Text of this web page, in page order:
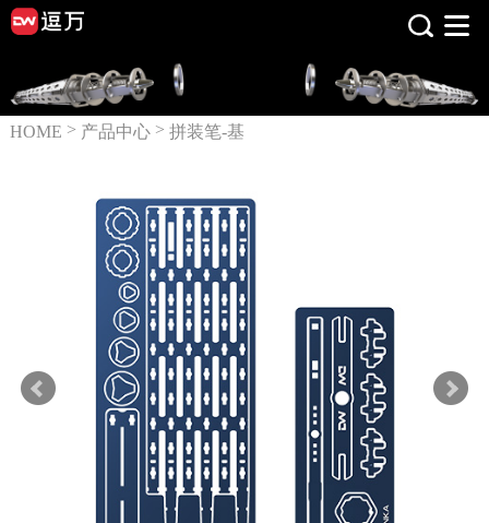
HOME > 产品中心> 拼装笔-基